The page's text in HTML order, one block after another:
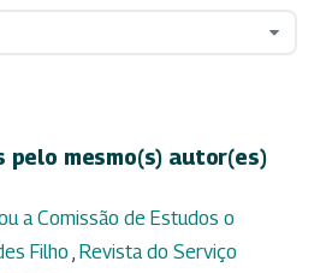
mesmo(s) autor(es)
a Comissão de Estudos o
Filho , Revista do Serviço